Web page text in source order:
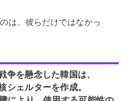
は、彼らだけではなかっ
争を懸念した韓国は、
シェルターを作成。